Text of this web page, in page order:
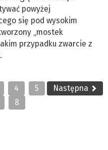
powyżej
się pod wysokim
„mostek
przypadku zwarcie z
4
5
8
Następna